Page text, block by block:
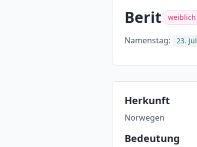
Berit weiblich
Namenstag: 23.
Herkunft
Norwegen
Bedeutung